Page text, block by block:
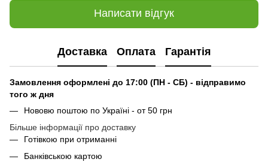
Написати відгук
Доставка Оплата Гарантія
Замовлення оформлені до 17:00 (ПН - СБ) - відправимо
того ж дня
Нововю поштою по Україні - от 50 грн
Більше інформації про доставку
Готівкою при отриманні
Банківською картою